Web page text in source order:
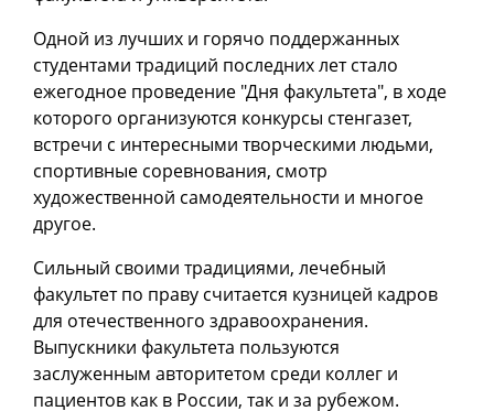
Одной из лучших и горячо поддержанных
студентами традиций последних лет стало
ежегодное проведение "Дня факультета", в ходе
которого организуются конкурсы стенгазет,
встречи с интересными творческими людьми,
спортивные соревнования, смотр
художественной самодеятельности и многое
другое.
Сильный своими традициями, лечебный
факультет по праву считается кузницей кадров
для отечественного здравоохранения.
Выпускники факультета пользуются
заслуженным авторитетом среди коллег и
пациентов как в России, так и за рубежом.